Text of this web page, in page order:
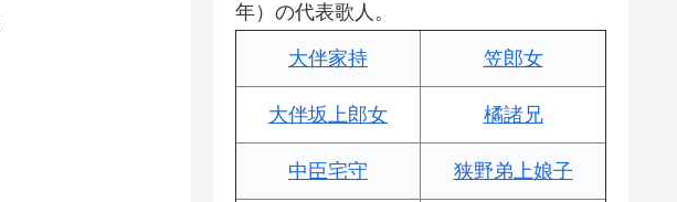
年）の代表歌人。
大伴家持 笠郎女
大伴坂上郎女 橘諸兄
中臣宅守 狭野弟上娘子